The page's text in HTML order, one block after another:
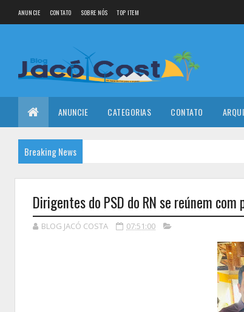
ANUNCIE CONTATO SOBRE NÓS TOP ITEM
ANUNCIE CATEGORIAS CONTATO
Breaking News
Dirigentes do PSD do RN se reúnem
BLOG JACÓ COSTA 07:51:00